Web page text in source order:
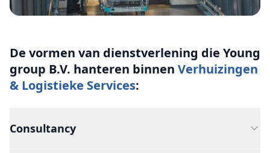
De vormen van dienstverlening die Young
group B.V. hanteren binnen Verhuizingen
& Logistieke Services:
Consultancy